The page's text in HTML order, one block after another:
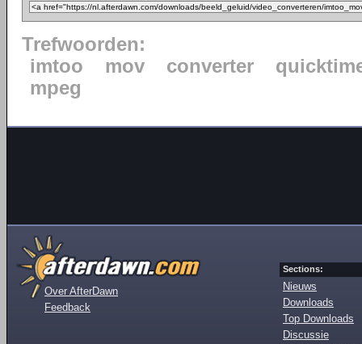
Trefwoorden:
imtoo
mov converter
mpeg
Over AfterDawn
Feedback
Sections:
Nieuws
Downloads
Top Downloads
Discussie